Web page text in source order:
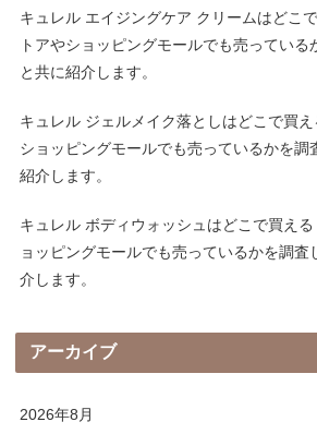
キュレル エイジングケア クリームはどこ
トアやショッピングモールでも売ってい
と共に紹介します。
キュレル ジェルメイク落としはどこで買
ショッピングモールでも売っているかを調
紹介します。
キュレル ボディウォッシュはどこで買え
ョッピングモールでも売っているかを調査
介します。
アーカイブ
2026年8月